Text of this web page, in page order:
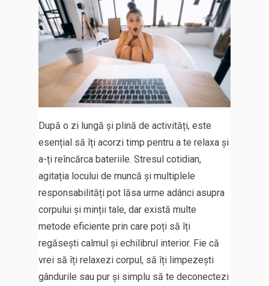
După o zi lungă și plină de activități, este
esențial să îți acorzi timp pentru a te relaxa și
a-ți reîncărca bateriile. Stresul cotidian,
agitația locului de muncă și multiplele
responsabilități pot lăsa urme adânci asupra
corpului și minții tale, dar există multe
metode eficiente prin care poți să îți
regăsești calmul și echilibrul interior. Fie că
vrei să îți relaxezi corpul, să îți limpezești
gândurile sau pur și simplu să te deconectezi